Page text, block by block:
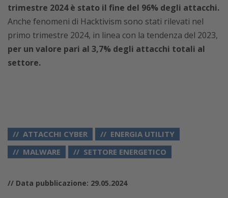
trimestre 2024 è stato il fine del 96% degli attacchi.
Anche fenomeni di Hacktivism sono stati rilevati nel
primo trimestre 2024, in linea con la tendenza del 2023,
per un valore pari al 3,7% degli attacchi totali al
settore.
ATTACCHI CYBER
ENERGIA UTILITY
MALWARE
SETTORE ENERGETICO
// Data pubblicazione: 29.05.2024